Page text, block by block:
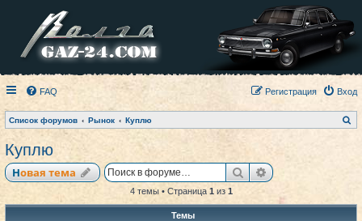
FAQ Вход
Регистрация
Список форумов Рынок Куплю
о
Куплю
Новая тема ПоискРасширенный
4 темы • Страница 1из 1
Темы